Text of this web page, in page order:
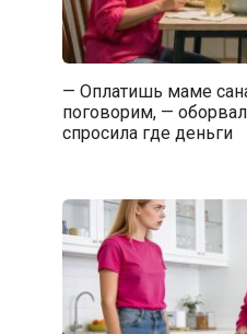
— Оплатишь маме
поговорим, —
спросила где деньги